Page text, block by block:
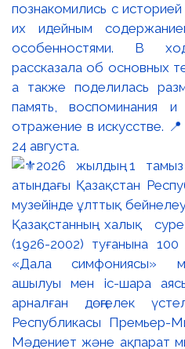
познакомились с
их идейным
особенностями. В
рассказала об основных
а также поделилась
память, воспоминания
отражение в искусстве.
24 августа.